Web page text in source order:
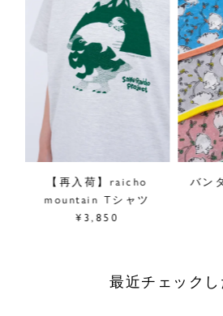
【再入荷】raicho
mountain Tシャツ
¥3,850
バン
最近チェック